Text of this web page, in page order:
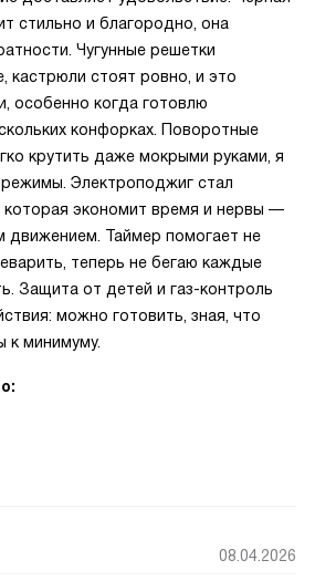
стильно и благородно, она
Чугунные решетки
кастрюли стоят ровно, и это
особенно когда готовлю
конфорках. Поворотные
крутить даже мокрыми руками, я
Электроподжиг стал
экономит время и нервы —
движением. Таймер помогает не
теперь не бегаю каждые
Защита от детей и газ-контроль
можно готовить, зная, что
к минимуму.
08.04.2026